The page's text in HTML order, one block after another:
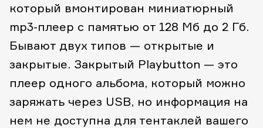
который вмонтирован миниатюрный
mp3-плеер с памятью от 128 Мб до 2 Гб.
Бывают двух типов — открытые и
закрытые. Закрытый Playbutton — это
плеер одного альбома, который можно
заряжать через USB, но информация на
нем не доступна для тентаклей вашего